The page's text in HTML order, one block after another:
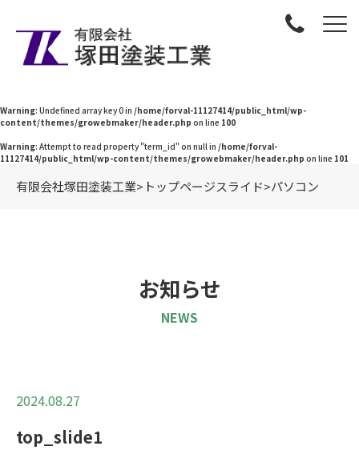
Warning: Undefined array key 0 in /home/forval-11127414/public_html/wp-
content/themes/growebmaker/header.php on line 100
Warning: Attempt to read property "term_id" on null in /home/forval-
11127414/public_html/wp-content/themes/growebmaker/header.php on line 101
有限会社塚田塗装工業> トップページスライド>パソコン
お知らせ
NEWS
2024.08.27
top_slide1